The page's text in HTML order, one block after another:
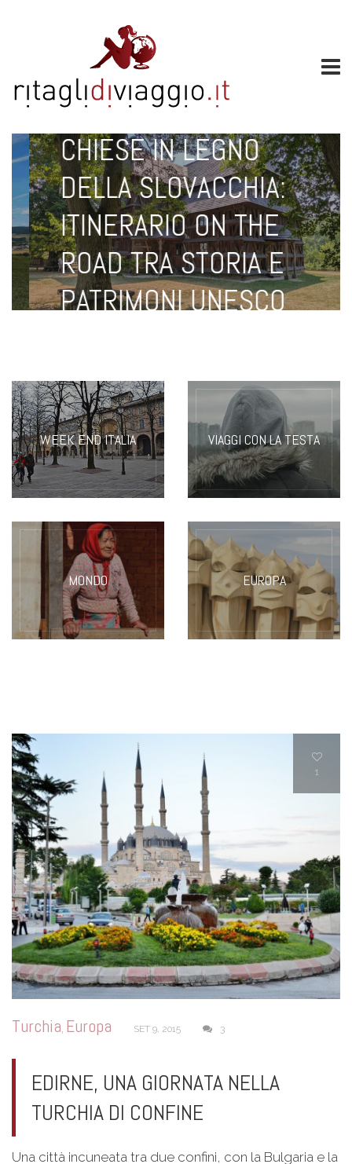
CHIESE IN LEGNO
DELLA SLOVACCHIA:
ITINERARIO ON THE
ROAD TRA STORIA E
PATRIMONI UNESCO
WEEK END ITALIA VIAGGI CON LA TESTA
MONDO EUROPA
1
Turchia, Europa SET 9, 2015 3
EDIRNE, UNA GIORNATA NELLA
TURCHIA DI CONFINE
Una città incuneata tra due confini, con la Bulgaria e la